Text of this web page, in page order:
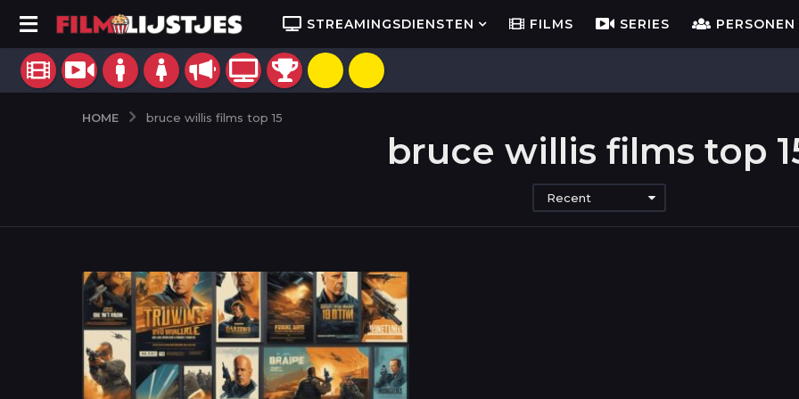
STREAMINGSDIENSTEN FILMS SERIES PERSONEN
HOME bruce willis films top 15
bruce willis films top
Recent